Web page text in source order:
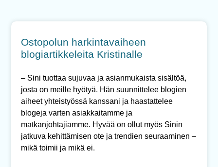
Ostopolun harkintavaiheen
blogiartikkeleita Kristinalle
– Sini tuottaa sujuvaa ja asianmukaista sisältöä,
josta on meille hyötyä. Hän suunnittelee blogien
aiheet yhteistyössä kanssani ja haastattelee
blogeja varten asiakkaitamme ja
matkanjohtajiamme. Hyvää on ollut myös Sinin
jatkuva kehittämisen ote ja trendien seuraaminen –
mikä toimii ja mikä ei.